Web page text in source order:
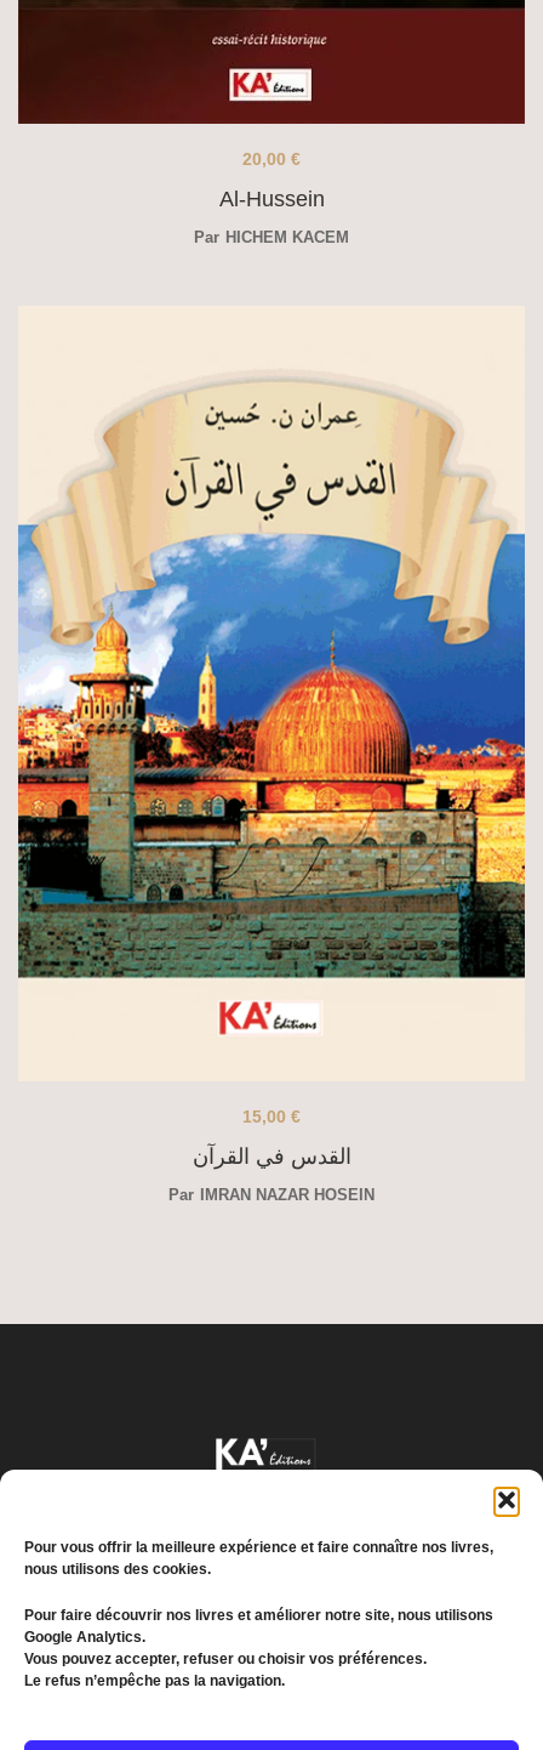
Pour vous offrir la meilleure expérience et faire connaître nos livres,
nous utilisons des cookies.
Pour faire découvrir nos livres et améliorer notre site, nous utilisons
Google Analytics.
Vous pouvez accepter, refuser ou choisir vos préférences.
Le refus n’empêche pas la navigation.
Al-Hussein
20,00 €
Par HICHEM KACEM
القدس في القرآن
15,00 €
Par IMRAN NAZAR HOSEIN
Conditions générales de vente
Politique de confidentialité